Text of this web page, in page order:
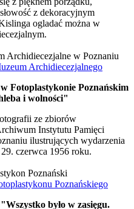
z dekoracyjnym
ogladać można w
Archidiecezjalne w Poznaniu
Archidiecezjalnego
Fotoplastykonie Poznańskim
i wolności"
ze zbiorów
Instytutu Pamięci
ilustrujących wydarzenia
czerwca 1956 roku.
Poznański
Poznańskiego
było w zasięgu.